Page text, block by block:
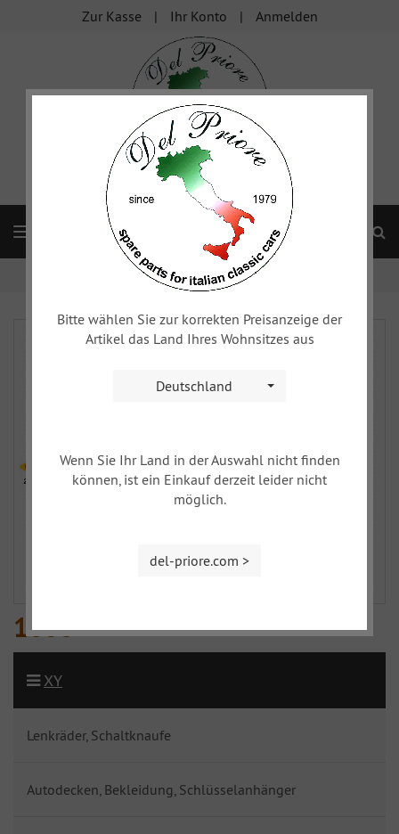
Zur Kasse Ihr Konto Anmelden
Luftilter 1600
1600
XY
Lenkräder, Schaltknaufe
Autodecken, Bekleidung, Schlüsselanhänger
Bitte wählen Sie zur korrekten Preisanzeige der
Artikel das Land Ihres Wohnsitzes aus
Deutschland
Wenn Sie Ihr Land in der Auswahl nicht finden
können, ist ein Einkauf derzeit leider nicht
möglich.
del-priore.com >